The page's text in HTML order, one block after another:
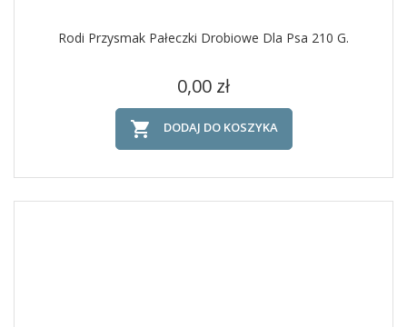
Rodi Przysmak Pałeczki Drobiowe Dla Psa 210 G.
Cena
0,00 zł
 DODAJ DO KOSZYKA